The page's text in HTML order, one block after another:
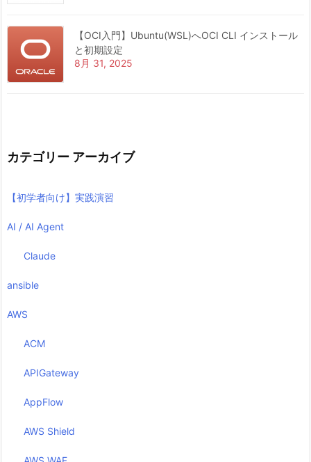
【OCI入門】Ubuntu(WSL)へOCI CLI インストール
と初期設定
8月 31, 2025
カテゴリー アーカイブ
【初学者向け】実践演習
AI / AI Agent
Claude
ansible
AWS
ACM
APIGateway
AppFlow
AWS Shield